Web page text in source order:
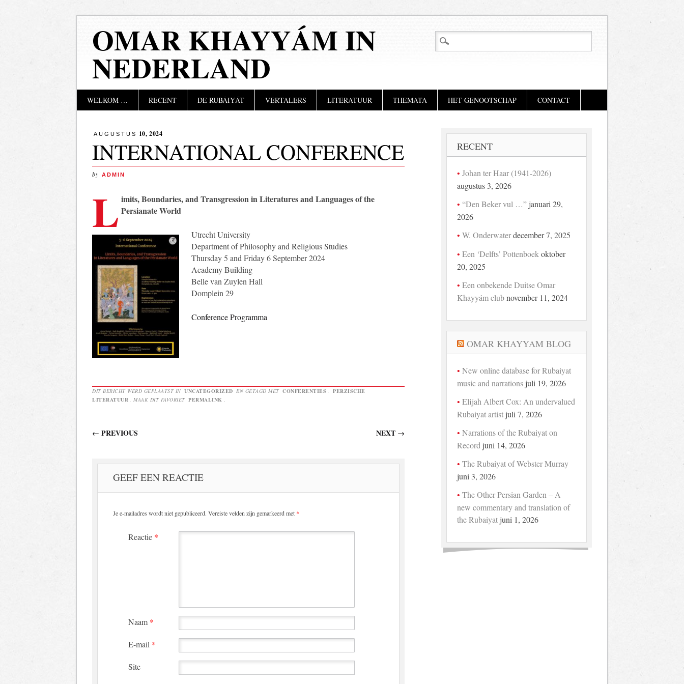
OMAR KHAYYÁM IN
NEDERLAND
Hoofdmenu
WELKOM … RECENT DE RUBÁIYÁT VERTALERS LITERATUUR THEMATA HET GENOOTSCHAP CONTACT
AUGUSTUS 10, 2024
INTERNATIONAL CONFERENCE
by ADMIN
L imits, Boundaries, and Transgression in Literatures and Languages of the
Persianate World
Utrecht University
Department of Philosophy and Religious Studies
Thursday 5 and Friday 6 September 2024
Academy Building
Belle van Zuylen Hall
Domplein 29
Conference Programma
DIT BERICHT WERD GEPLAATST IN UNCATEGORIZED EN GETAGD MET CONFERENTIES
PERZISCHE
LITERATUUR
. MAAK DIT FAVORIET PERMALINK
Berichtnavigatie
← PREVIOUS NEXT →
GEEF EEN REACTIE
Je e-mailadres wordt niet gepubliceerd. Vereiste velden zijn gemarkeerd met *
Reactie *
Naam *
E-mail *
Site
RECENT
Johan ter Haar (1941-2026)
augustus 3, 2026
“Den Beker vul …” januari 29,
2026
W. Onderwater december 7, 2025
Een ‘Delfts’ Pottenboek oktober
20, 2025
Een onbekende Duitse Omar
Khayyám club november 11, 2024
OMAR KHAYYAM BLOG
New online database for Rubaiyat
music and narrations juli 19, 2026
Elijah Albert Cox: An undervalued
Rubaiyat artist juli 7, 2026
Narrations of the Rubaiyat on
Record juni 14, 2026
The Rubaiyat of Webster Murray
juni 3, 2026
The Other Persian Garden – A
new commentary and translation of
the Rubaiyat juni 1, 2026